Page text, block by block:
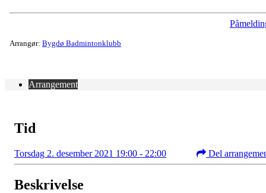
Arrangør: Bygdø Badmintonklubb
Arrangement
Tid
Torsdag 2. desember 2021 19:00 - 22:00 Del
Beskrivelse